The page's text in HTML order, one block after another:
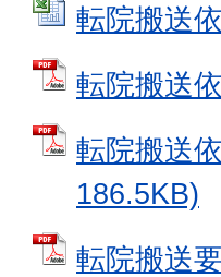
転院搬送
転院搬送
転院搬送
186.5KB)
転院搬送